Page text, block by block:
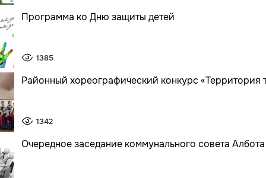
Программа ко Дню защиты детей
1385
Районный хореографический конкурс «Территория
1342
Очередное заседание коммунального совета